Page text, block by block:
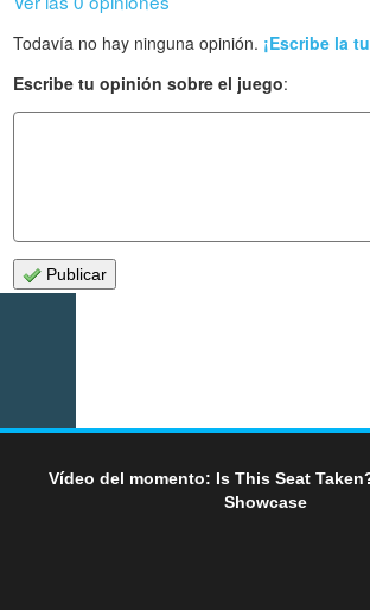
Todavía no hay ninguna opinión. ¡Escribe la
Escribe tu opinión sobre el juego:
Publicar
Vídeo del momento: Is This Seat
Showcase